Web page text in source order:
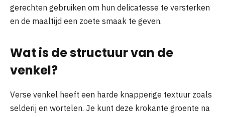
gerechten gebruiken om hun delicatesse te versterken
en de maaltijd een zoete smaak te geven.
Wat is de structuur van de
venkel?
Verse venkel heeft een harde knapperige textuur zoals
selderij en wortelen. Je kunt deze krokante groente na